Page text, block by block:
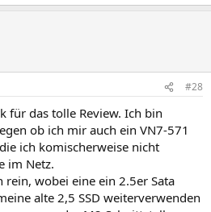
#28
für das tolle Review. Ich bin
ob ich mir auch ein VN7-571
ich komischerweise nicht
im Netz.
rein, wobei eine ein 2.5er Sata
alte 2,5 SSD weiterverwenden